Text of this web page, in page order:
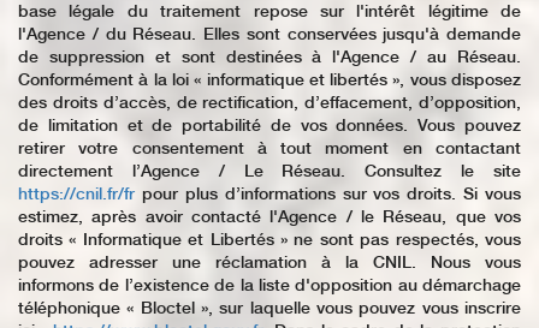
base légale du traitement repose sur l'intérêt légitime de
l'Agence / du Réseau. Elles sont conservées jusqu'à demande
de suppression et sont destinées à l'Agence / au Réseau.
Conformément à la loi « informatique et libertés », vous disposez
des droits d’accès, de rectification, d’effacement, d’opposition,
de limitation et de portabilité de vos données. Vous pouvez
retirer votre consentement à tout moment en contactant
directement l’Agence / Le Réseau. Consultez le site
https://cnil.fr/fr pour plus d’informations sur vos droits. Si vous
estimez, après avoir contacté l'Agence / le Réseau, que vos
droits « Informatique et Libertés » ne sont pas respectés, vous
pouvez adresser une réclamation à la CNIL. Nous vous
informons de l’existence de la liste d'opposition au démarchage
téléphonique « Bloctel », sur laquelle vous pouvez vous inscrire